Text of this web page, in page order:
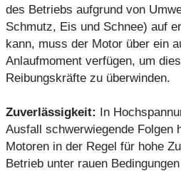
des Betriebs aufgrund von
Schmutz, Eis und Schnee) auf
kann, muss der Motor über ein
Anlaufmoment verfügen, um
Reibungskräfte zu überwinden.
Zuverlässigkeit: In
Ausfall schwerwiegende Folgen
Motoren in der Regel für hohe
Betrieb unter rauen